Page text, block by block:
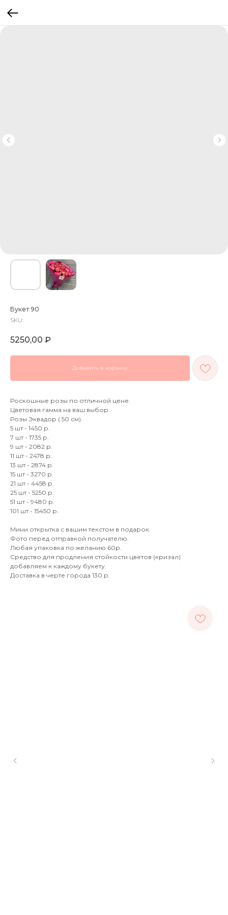
Букет 90
SKU:
5250,00 ₽
Добавить в корзину
Роскошные розы по отличной цене.
Цветовая гамма на ваш выбор.
Розы Эквадор ( 50 см).
5 шт - 1450 р.
7 шт - 1735 р.
9 шт - 2082 р.
11 шт - 2478 р.
13 шт - 2874 р.
15 шт - 3270 р.
21 шт - 4458 р.
25 шт - 5250 р.
51 шт - 9480 р.
101 шт - 15450 р.
Мини открытка с вашим текстом в подарок.
Фото перед отправкой получателю.
Любая упаковка по желанию 60р.
Средство для продления стойкости цветов (кризал)
добавляем к каждому букету.
Доставка в черте города 130 р.